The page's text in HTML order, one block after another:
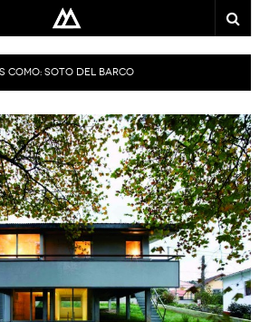
COMO: SOTO DEL BARCO